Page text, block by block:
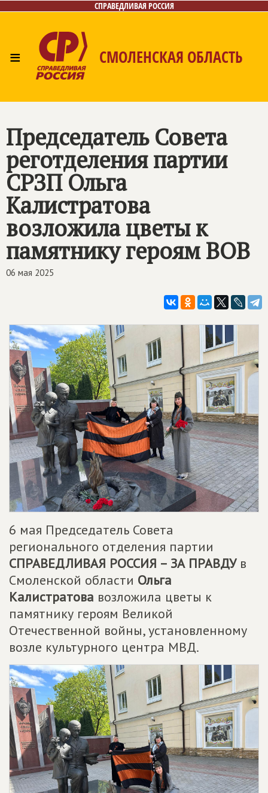
СПРАВЕДЛИВАЯ РОССИЯ
≡ СМОЛЕНСКАЯ ОБЛАСТЬ
Председатель Совета
реготделения партии
СРЗП Ольга
Калистратова
возложила цветы к
памятнику героям ВОВ
06 мая 2025
6 мая Председатель Совета
регионального отделения партии
СПРАВЕДЛИВАЯ РОССИЯ – ЗА ПРАВДУв
Смоленской области Ольга
Калистратова возложила цветы к
памятнику героям Великой
Отечественной войны, установленному
возле культурного центра МВД.